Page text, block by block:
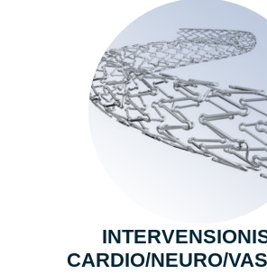
CARDIO/NEURO/